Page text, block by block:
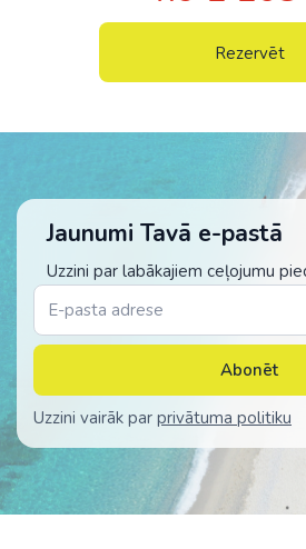
Rezervēt
Jaunumi Tavā e-pastā
Uzzini par labākajiem ceļojumu
Abonēt
Uzzini vairāk par privātuma politiku